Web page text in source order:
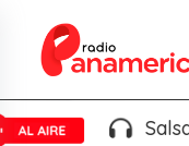
Salsa